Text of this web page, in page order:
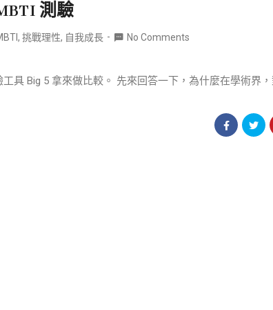
測驗
, 挑戰理性, 自我成長 No Comments
具 Big 5 拿來做比較。 先來回答一下，為什麼在學術界，